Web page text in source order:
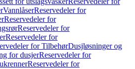
VannlåserReservedeler for
Reservedeler for
Reservedeler for
Reservedeler for
for TilbehørDusjløsninger og
for dusjerReservedeler for
Reservedeler for